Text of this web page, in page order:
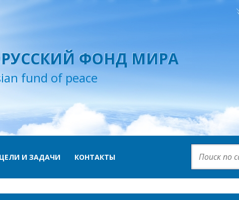
ФОНД МИРА
fund of peace
ЦЕЛИ И ЗАДАЧИ КОНТАКТЫ